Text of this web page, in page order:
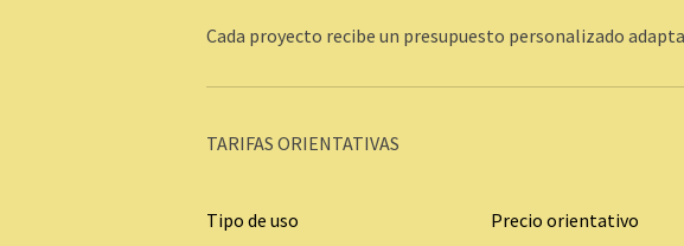
Cada proyecto recibe un presupuesto personalizado
TARIFAS ORIENTATIVAS
Tipo de uso
Precio orientativo